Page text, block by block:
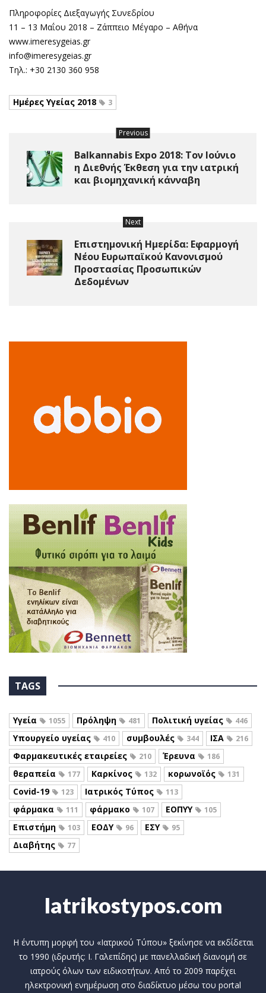
Πληροφορίες Διεξαγωγής Συνεδρίου
11 – 13 Μαΐου 2018 – Ζάππειο Μέγαρο – Αθήνα
www.imeresygeias.gr
info@imeresygeias.gr
Τηλ.: +30 2130 360 958
Ημέρες Υγείας 2018 3
Previous
Balkannabis Expo 2018: Τον Ιούνιο
η Διεθνής Έκθεση για την ιατρική
και βιομηχανική κάνναβη
Next
Επιστημονική Ημερίδα: Εφαρμογή
Νέου Ευρωπαϊκού Κανονισμού
Προστασίας Προσωπικών
Δεδομένων
TAGS
Υγεία 1055 Πρόληψη 481 Πολιτική υγείας 446
Υπουργείο υγείας 410 συμβουλές 344 ΙΣΑ 216
Φαρμακευτικές εταιρείες 210 Έρευνα 186
θεραπεία 177 Καρκίνος 132 κορωνοϊός 131
Covid-19 123 Ιατρικός Τύπος 113
φάρμακα 111 φάρμακο 107 ΕΟΠΥΥ 105
Επιστήμη 103 ΕΟΔΥ 96 ΕΣΥ 95
Διαβήτης 77
Iatrikostypos.com
Η έντυπη μορφή του «Ιατρικού Τύπου» ξεκίνησε να εκδίδεται
το 1990 (ιδρυτής: Ι. Γαλεπίδης) με πανελλαδική διανομή σε
ιατρούς όλων των ειδικοτήτων. Από το 2009 παρέχει
ηλεκτρονική ενημέρωση στο διαδίκτυο μέσω του portal